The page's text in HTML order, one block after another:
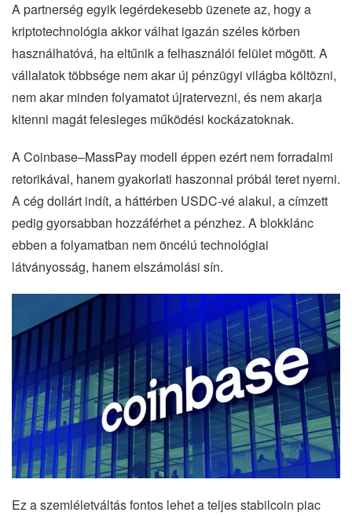
A partnerség egyik legérdekesebb üzenete az, hogy a
kriptotechnológia akkor válhat igazán széles körben
használhatóvá, ha eltűnik a felhasználói felület mögött. A
vállalatok többsége nem akar új pénzügyi világba költözni,
nem akar minden folyamatot újratervezni, és nem akarja
kitenni magát felesleges működési kockázatoknak.
A Coinbase–MassPay modell éppen ezért nem forradalmi
retorikával, hanem gyakorlati haszonnal próbál teret nyerni.
A cég dollárt indít, a háttérben USDC-vé alakul, a címzett
pedig gyorsabban hozzáférhet a pénzhez. A blokklánc
ebben a folyamatban nem öncélú technológiai
látványosság, hanem elszámolási sín.
Ez a szemléletváltás fontos lehet a teljes stabilcoin piac